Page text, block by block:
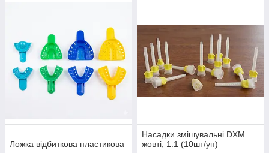
Ложка відбиткова пластикова
Насадки змішувальні DXM
жовті, 1:1 (10шт/уп)